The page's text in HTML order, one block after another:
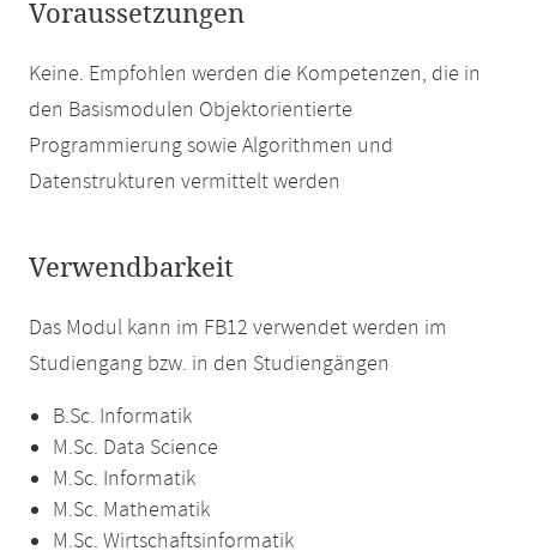
Voraussetzungen
Keine. Empfohlen werden die Kompetenzen, die in
den Basismodulen Objektorientierte
Programmierung sowie Algorithmen und
Datenstrukturen vermittelt werden
Verwendbarkeit
Das Modul kann im FB12 verwendet werden im
Studiengang bzw. in den Studiengängen
B.Sc. Informatik
M.Sc. Data Science
M.Sc. Informatik
M.Sc. Mathematik
M.Sc. Wirtschaftsinformatik